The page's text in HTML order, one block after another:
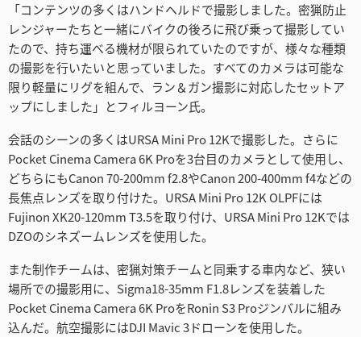
「コンテンツの多くはハンドヘルドで撮影しました。密猟防止
レンジャーたちと一緒にバイクの後ろに飛び乗って撮影してい
たので、持ち運べる機材が限られていたのですが、様々な種類
の撮影を行いたいと思っていました。すべてのカメラは可能な
限り軽量にリグを組んで、ラン＆ガン撮影に対応したセットア
ップにしました」とフィルヨーン氏。
会話のシーンの多くはURSA Mini Pro 12Kで撮影した。さらに
Pocket Cinema Camera 6K Proを3台目のカメラとして使用し、
どちらにもCanon 70-200mm f2.8やCanon 200-400mm f4などの
長焦点レンズを取り付けた。URSA Mini Pro 12K OLPFには
Fujinon XK20-120mm T3.5を取り付け、URSA Mini Pro 12Kでは
DZOのシネズームレンズを使用した。
また制作チームは、密猟対策チームと同乗する車内など、狭い
場所での撮影用に、Sigma18-35mm F1.8レンズを装着した
Pocket Cinema Camera 6K ProをRonin S3 Proジンバルに組み
込んだ。航空撮影にはDJI Mavic 3ドローンを使用した。